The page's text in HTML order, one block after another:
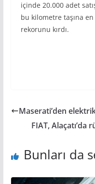
içinde 20.000 adet
bu kilometre taşına
rekorunu kırdı.
Maserati’den
FIAT,
Bunları da